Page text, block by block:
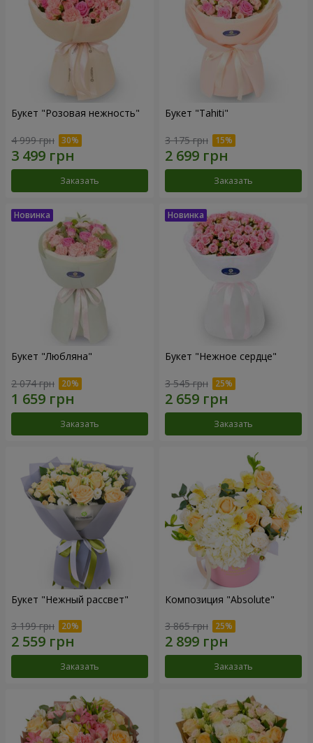
Букет "Розовая нежность"
4 999 грн
Заказать
Букет "Tahiti"
3 175 грн
Заказать
Букет "Любляна"
2 074 грн
Заказать
Букет "Нежное сердце"
3 545 грн
Заказать
Букет "Нежный рассвет"
3 199 грн
Заказать
Композиция "Absolute"
3 865 грн
Заказать